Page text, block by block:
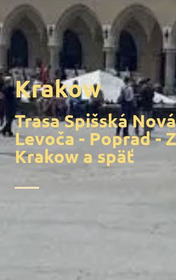
Krakow
Trasa Spišská
Levoča - Poprad -
Krakow a späť